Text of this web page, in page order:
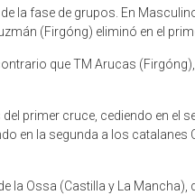
la fase de grupos. En
(Firgóng) eliminó en el
que TM Arucas
primer cruce, cediendo en
en la segunda a los
la Ossa (Castilla y La